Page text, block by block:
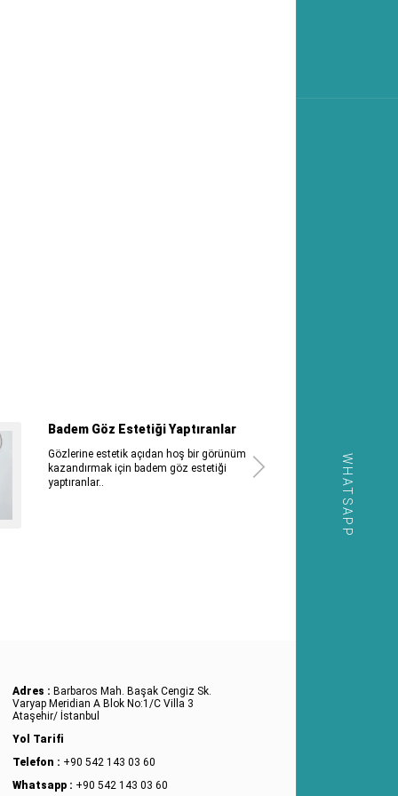
WHATSAPP
Badem Göz Estetiği Yaptıranlar
Gözlerine estetik açıdan hoş bir görünüm
kazandırmak için badem göz estetiği
yaptıranlar..
Adres : Barbaros Mah. Başak Cengiz Sk.
Varyap Meridian A Blok No:1/C Villa 3
Ataşehir/ İstanbul
Yol Tarifi
Telefon : +90 542 143 03 60
Whatsapp : +90 542 143 03 60